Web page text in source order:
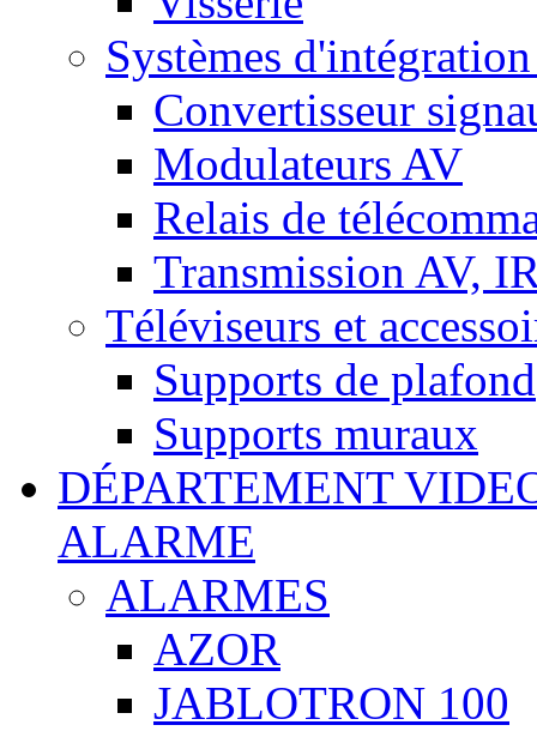
Systèmes
Convertisseur
Modulateurs AV
Relais de
Transmission AV,
Téléviseurs et
Supports de plafond
Supports muraux
DÉPARTEMENT
ALARME
ALARMES
AZOR
JABLOTRON 100